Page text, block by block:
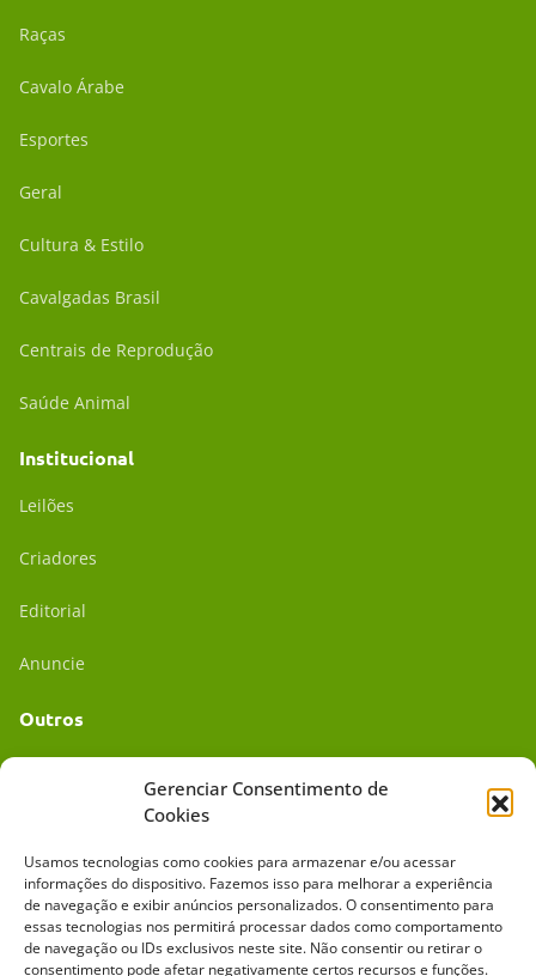
Gerenciar Consentimento de
Cookies
Usamos tecnologias como cookies para armazenar e/ou acessar
informações do dispositivo. Fazemos isso para melhorar a experiência
de navegação e exibir anúncios personalizados. O consentimento para
essas tecnologias nos permitirá processar dados como comportamento
de navegação ou IDs exclusivos neste site. Não consentir ou retirar o
consentimento pode afetar negativamente certos recursos e funções.
Raças
Cavalo Árabe
Esportes
Geral
Cultura & Estilo
Cavalgadas Brasil
Centrais de Reprodução
Saúde Animal
Institucional
Leilões
Criadores
Editorial
Anuncie
Outros
Mídia Kit